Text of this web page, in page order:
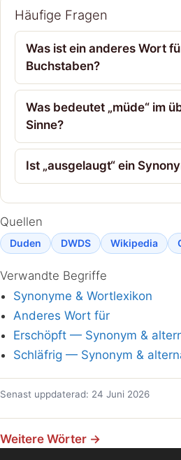
Häufige Fragen
Was ist ein anderes Wort
Buchstaben?
Was bedeutet „müde“ im
Sinne?
Ist „ausgelaugt“ ein
Quellen
Duden DWDS Wikipedia
Verwandte Begriffe
Synonyme & Wortlexikon
Anderes Wort für
Erschöpft — Synonym &
Schläfrig — Synonym &
Senast uppdaterad: 24 Juni 2026
Weitere Wörter →